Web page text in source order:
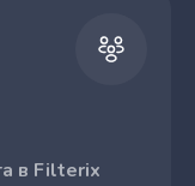
в Filterix